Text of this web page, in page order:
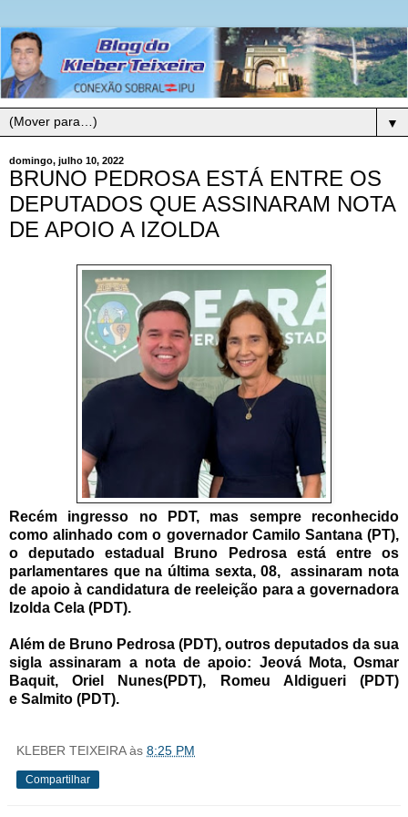
▼
domingo, julho 10, 2022
BRUNO PEDROSA ESTÁ ENTRE OS
DEPUTADOS QUE ASSINARAM NOTA
DE APOIO A IZOLDA
Recém ingresso no PDT, mas sempre reconhecido
como alinhado com o governador Camilo Santana (PT),
o deputado estadual Bruno Pedrosa está entre os
parlamentares que na última sexta, 08, assinaram nota
de apoio à candidatura de reeleição para a governadora
Izolda Cela (PDT).
Além de Bruno Pedrosa (PDT), outros deputados da sua
sigla assinaram a nota de apoio: Jeová Mota, Osmar
Baquit,Oriel Nunes(PDT),
Romeu Aldigueri (PDT)
e Salmito (PDT).
KLEBER TEIXEIRA às 8:25 PM
Compartilhar